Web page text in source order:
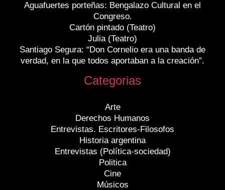
Aguafuertes porteñas: Bengalazo Cultural en el
Congreso.
Cartón pintado (Teatro)
Julia (Teatro)
Santiago Segura: “Don Cornelio era una banda de
verdad, en la que todos aportaban a la creación”.
Categorias
Arte
Derechos Humanos
Entrevistas. Escritores-Filosofos
Historia argentina
Entrevistas (Política-sociedad)
Politica
Cine
Músicos